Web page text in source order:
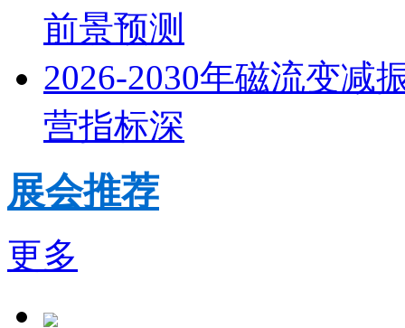
前景预测
2026-2030年磁流变减
营指标深
展会推荐
更多